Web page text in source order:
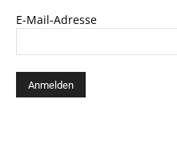
E-Mail-Adresse